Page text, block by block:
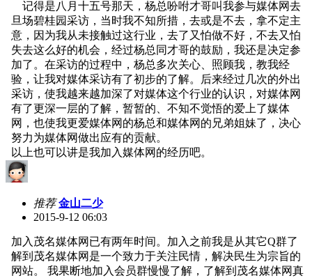
记得是八月十五号那天，杨总吩咐才哥叫我参与媒体网去
旦场碧桂园采访，当时我不知所措，去或是不去，拿不定主
意，因为我从未接触过这行业，去了又怕做不好，不去又怕
失去这么好的机会，经过杨总同才哥的鼓励，我还是决定参
加了。在采访的过程中，杨总多次关心、照顾我，教我经
验，让我对媒体采访有了初步的了解。后来经过几次的外出
采访，使我越来越加深了对媒体这个行业的认识，对媒体网
有了更深一层的了解，暂暂的、不知不觉悟的爱上了媒体
网，也使我更爱媒体网的杨总和媒体网的兄弟姐妹了，决心
努力为媒体网做出应有的贡献。
以上也可以讲是我加入媒体网的经历吧。
推荐金山二少
2015-9-12 06:03
加入茂名媒体网已有两年时间。加入之前我是从其它Q群了
解到茂名媒体网是一个致力于关注民情，解决民生为宗旨的
网站。 我果断地加入会员群慢慢了解，了解到茂名媒体网真